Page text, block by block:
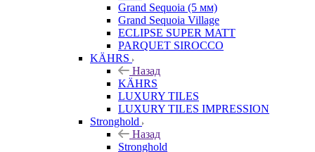
Grand Sequoia (5 мм)
Grand Sequoia Village
ECLIPSE SUPER MATT
PARQUET SIROCCO
KÄHRS
Назад
KÄHRS
LUXURY TILES
LUXURY TILES IMPRESSION
Stronghold
Назад
Stronghold